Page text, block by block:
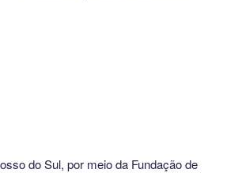
do Sul, por meio da Fundação de